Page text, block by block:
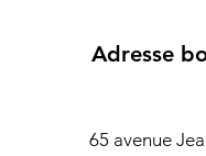
Adresse
65 avenue